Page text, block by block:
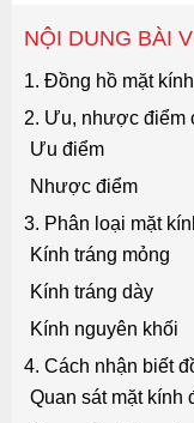
NỘI DUNG BÀI
1. Đồng hồ mặt
2. Ưu, nhược điểm
Ưu điểm
Nhược điểm
3. Phân loại mặt
Kính tráng mỏng
Kính tráng dày
Kính nguyên khối
4. Cách nhận biết
Quan sát mặt kính